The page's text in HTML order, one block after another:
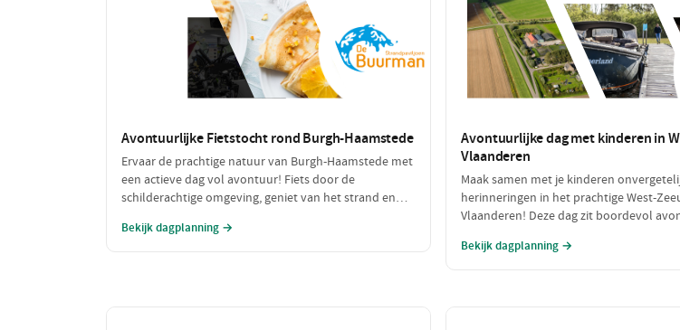
Avontuurlijke Fietstocht rond Burgh-Haamstede
Ervaar de prachtige natuur van Burgh-Haamstede met
een actieve dag vol avontuur! Fiets door de
schilderachtige omgeving, geniet van het strand en
vol bewegen. Deze dag is perfect voor iedereen die van
Bekijk dagplanning →
Avontuurlijke dag met kinderen in
Vlaanderen
Maak samen met je kinderen
herinneringen in het prachtige West-
Vlaanderen! Deze dag zit boordevol
samen wil genieten. Van een spannende
Bekijk dagplanning →